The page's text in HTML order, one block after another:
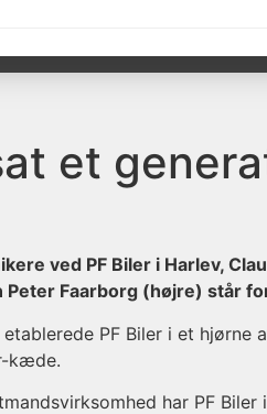
et
ved PF Biler i Harlev,
Faarborg (højre) står
PF Biler i et
kæde.
har PF